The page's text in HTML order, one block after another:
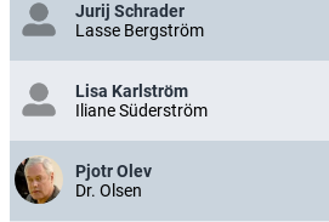
Jurij Schrader
Lasse Bergström
Lisa Karlström
Iliane Süderström
Pjotr Olev
Dr. Olsen